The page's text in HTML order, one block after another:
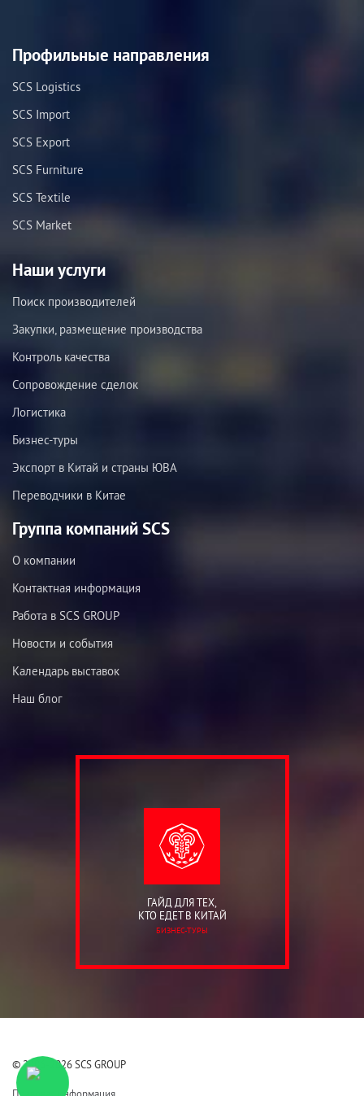
Профильные направления
SCS Logistics
SCS Import
SCS Export
SCS Furniture
SCS Textile
SCS Market
Наши услуги
Поиск производителей
Закупки, размещение производства
Контроль качества
Сопровождение сделок
Логистика
Бизнес-туры
Экспорт в Китай и страны ЮВА
Переводчики в Китае
Группа компаний SCS
О компании
Контактная информация
Работа в SCS GROUP
Новости и события
Календарь выставок
Наш блог
ГАЙД ДЛЯ ТЕХ,
КТО ЕДЕТ В КИТАЙ
БИЗНЕС-ТУРЫ
© 2006-2026 SCS GROUP